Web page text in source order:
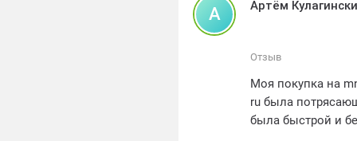
А Артём
Отзыв
Моя покупка на
ru была
была быстрой и